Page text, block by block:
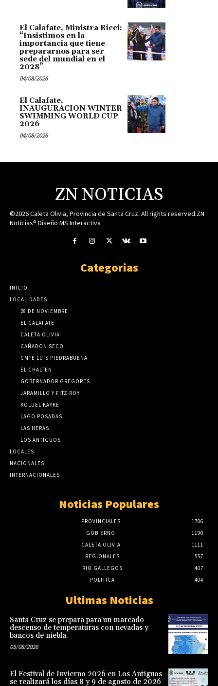
El Calafate, Ministra Ricci:
“Insistimos en la
importancia que tiene
prepararnos para ser
sede del mundial en el
2028”
04/08/2026
El Calafate,
INAUGURACION WINTER
SWIMMING WORLD CUP
2026
04/08/2026
ZN NOTICIAS
©2026 Caleta Olivia, Provincia de Santa Cruz. All rights reserved.ZN
Noticias® Diseño MS Interactiva
Categorias
INICIO
LOCALIDADES
28 DE NOVIEMBRE
EL CALAFATE
CALETA OLIVIA
CAÑADON SECO
CMTE LUIS PIEDRABUENA
EL CHALTEN
GOBERNADOR GREGORES
JARAMILLO Y FITZ ROY
KOLUEL KAYKE
LAGO POSADAS
LAS HERAS
LOS ANTIGUOS
LOCALES
NACIONALES
INTERNACIONALES
Noticias Populares
PROVINCIALES
1706
GOBIERNO
1190
CALETA OLIVIA
1111
REGIONALES
557
RIO GALLEGOS
407
POLITICA
404
Ultimas Noticias
Santa Cruz se prepara para un marcado
descenso de temperaturas con nevadas y
bancos de niebla.
05/08/2026
El Festival de Invierno 2026 en Los Antiguos
se realizará los días 8 y 9 de agosto de 2026